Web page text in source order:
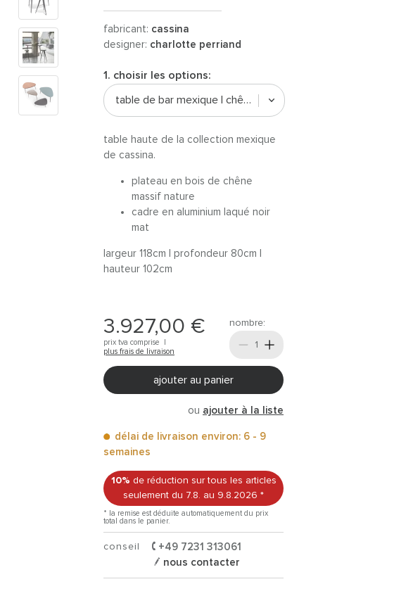
fabricant: cassina
designer: charlotte perriand
1. choisir les options:
table de bar mexique | chêne nature / noir
table haute de la collection mexique
de cassina.
plateau en bois de chêne
massif nature
cadre en aluminium laqué noir
mat
largeur 118cm | profondeur 80cm |
hauteur 102cm
3.927,00 €
prix tva comprise |
plus frais de livraison
nombre:
ajouter au panier
ou ajouter à la liste
délai de livraison environ: 6 - 9
semaines
10% de réduction sur tous les articles
seulement du 7.8. au 9.8.2026 *
* la remise est déduite automatiquement du prix
total dans le panier.
conseil
+49 7231 313061
nous contacter